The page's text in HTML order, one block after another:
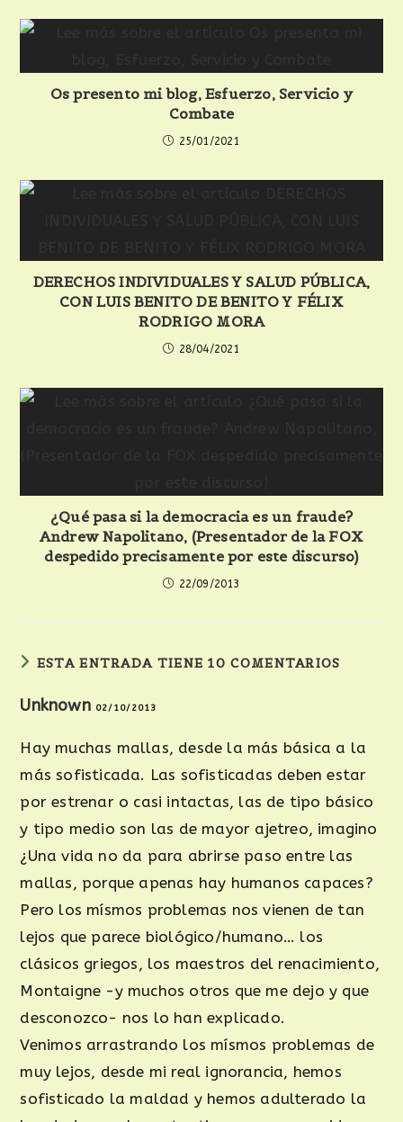
Os presento mi blog, Esfuerzo, Servicio y
Combate
25/01/2021
DERECHOS INDIVIDUALES Y SALUD PÚBLICA,
CON LUIS BENITO DE BENITO Y FÉLIX
RODRIGO MORA
28/04/2021
¿Qué pasa si la democracia es un fraude?
Andrew Napolitano, (Presentador de la FOX
despedido precisamente por este discurso)
22/09/2013
ESTA ENTRADA TIENE 10 COMENTARIOS
Unknown 02/10/2013
Hay muchas mallas, desde la más básica a la
más sofisticada. Las sofisticadas deben estar
por estrenar o casi intactas, las de tipo básico
y tipo medio son las de mayor ajetreo, imagino
¿Una vida no da para abrirse paso entre las
mallas, porque apenas hay humanos capaces?
Pero los mísmos problemas nos vienen de tan
lejos que parece biológico/humano… los
clásicos griegos, los maestros del renacimiento,
Montaigne -y muchos otros que me dejo y que
desconozco- nos lo han explicado.
Venimos arrastrando los mísmos problemas de
muy lejos, desde mi real ignorancia, hemos
sofisticado la maldad y hemos adulterado la